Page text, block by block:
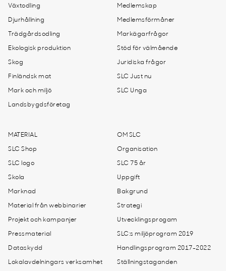
Växtodling
Djurhållning
Trädgårdsodling
Ekologisk produktion
Skog
Finländsk mat
Mark och miljö
Landsbygdsföretag
Medlemskap
Medlemsförmåner
Markägarfrågor
Stöd för välmående
Juridiska frågor
SLC Just nu
SLC Unga
MATERIAL
SLC Shop
SLC logo
Skola
Marknad
Material från webbinarier
Projekt och kampanjer
Pressmaterial
Dataskydd
Lokalavdelningars verksamhet
OM SLC
Organisation
SLC 75 år
Uppgift
Bakgrund
Strategi
Utvecklingsprogam
SLC:s miljöprogram 2019
Handlingsprogram 2017-2022
Ställningstaganden